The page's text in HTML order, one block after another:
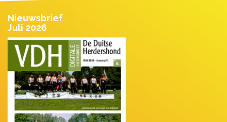
Nieuwsbrief
Juli 2026